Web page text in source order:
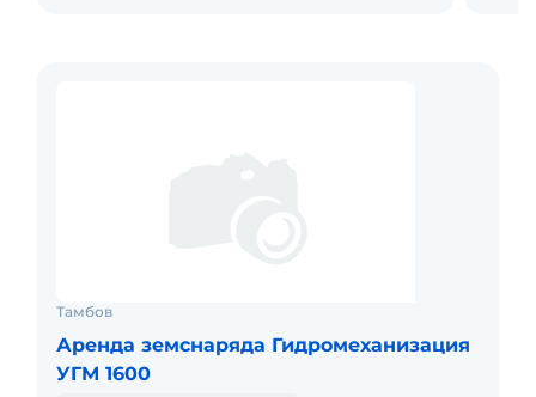
Тамбов
Аренда земснаряда Гидромеханизация
УГМ 1600